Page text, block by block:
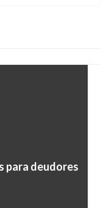
para deudores